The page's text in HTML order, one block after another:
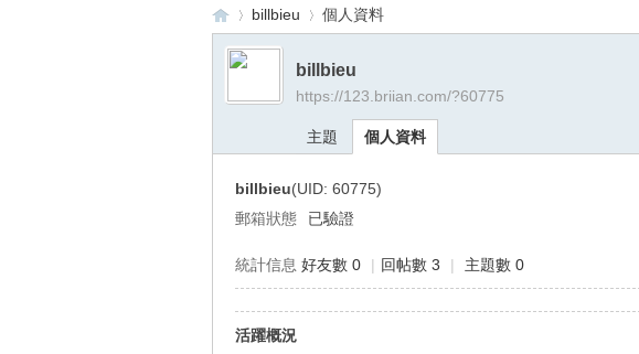
›
billbieu 個人資料
billbieu
https://123.briian.com/?60775
主題 個人資料
billbieu(UID: 60775)
郵箱狀態
已驗證
統計信息 好友數 0 | 回帖數 3 | 主題數 0
活躍概況